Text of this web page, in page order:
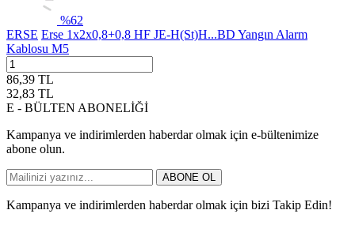
%62
ERSE Erse 1x2x0,8+0,8 HF JE-H(St)H...BD Yangın Alarm
Kablosu M5
86,39 TL
32,83 TL
E - BÜLTEN ABONELİĞİ
Kampanya ve indirimlerden haberdar olmak için e-bültenimize
abone olun.
ABONE OL
Kampanya ve indirimlerden haberdar olmak için bizi Takip Edin!